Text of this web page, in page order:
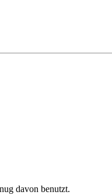
davon benutzt.